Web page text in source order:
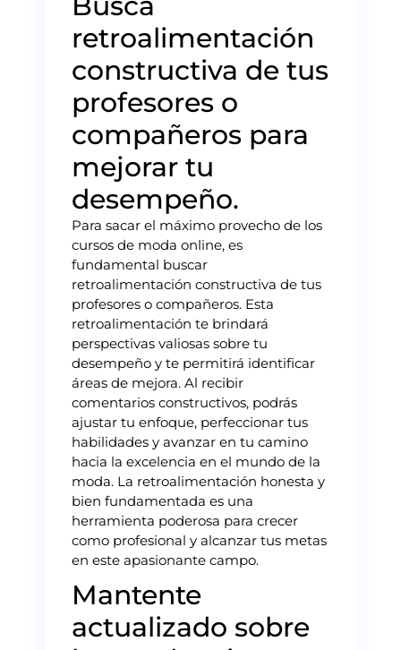
retroalimentación
constructiva de tus
profesores o
compañeros para
mejorar tu
desempeño.
Para sacar el máximo provecho de los
cursos de moda online, es
fundamental buscar
retroalimentación constructiva de tus
profesores o compañeros. Esta
retroalimentación te brindará
perspectivas valiosas sobre tu
desempeño y te permitirá identificar
áreas de mejora. Al recibir
comentarios constructivos, podrás
ajustar tu enfoque, perfeccionar tus
habilidades y avanzar en tu camino
hacia la excelencia en el mundo de la
moda. La retroalimentación honesta y
bien fundamentada es una
herramienta poderosa para crecer
como profesional y alcanzar tus metas
en este apasionante campo.
Mantente
actualizado sobre